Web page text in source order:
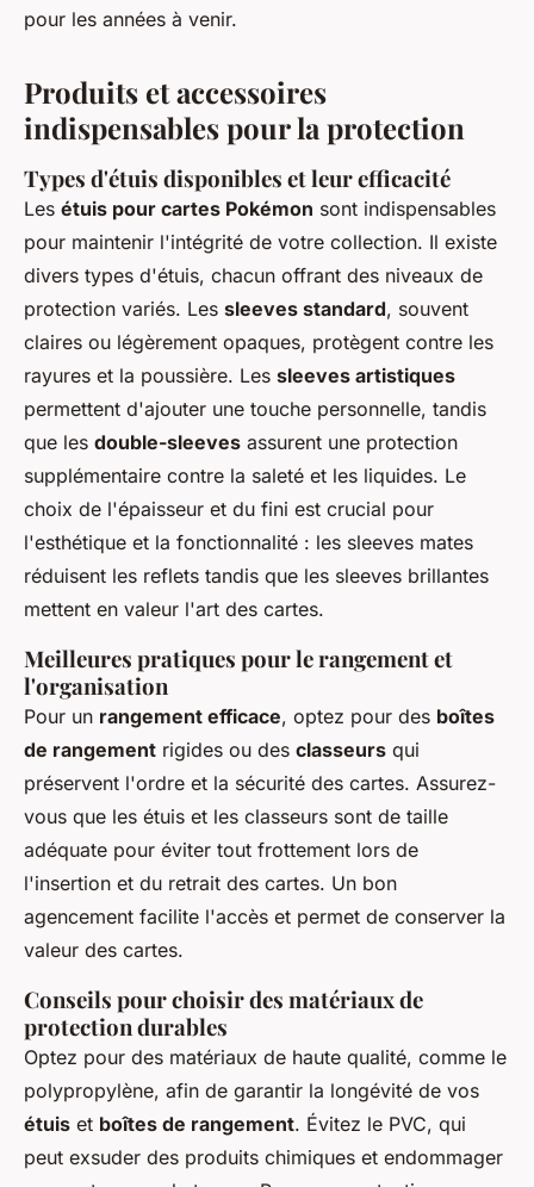
pour les années à venir.
Produits et accessoires
indispensables pour la protection
Types d'étuis disponibles et leur efficacité
Les étuis pour cartes Pokémon sont indispensables
pour maintenir l'intégrité de votre collection. Il existe
divers types d'étuis, chacun offrant des niveaux de
protection variés. Les sleeves standard, souvent
claires ou légèrement opaques, protègent contre les
rayures et la poussière. Les sleeves artistiques
permettent d'ajouter une touche personnelle, tandis
que les double-sleeves assurent une protection
supplémentaire contre la saleté et les liquides. Le
choix de l'épaisseur et du fini est crucial pour
l'esthétique et la fonctionnalité : les sleeves mates
réduisent les reflets tandis que les sleeves brillantes
mettent en valeur l'art des cartes.
Meilleures pratiques pour le rangement et
l'organisation
Pour un rangement efficace, optez pour des boîtes
de rangement rigides ou des classeurs qui
préservent l'ordre et la sécurité des cartes. Assurez-
vous que les étuis et les classeurs sont de taille
adéquate pour éviter tout frottement lors de
l'insertion et du retrait des cartes. Un bon
agencement facilite l'accès et permet de conserver la
valeur des cartes.
Conseils pour choisir des matériaux de
protection durables
Optez pour des matériaux de haute qualité, comme le
polypropylène, afin de garantir la longévité de vos
étuis et boîtes de rangement. Évitez le PVC, qui
peut exsuder des produits chimiques et endommager